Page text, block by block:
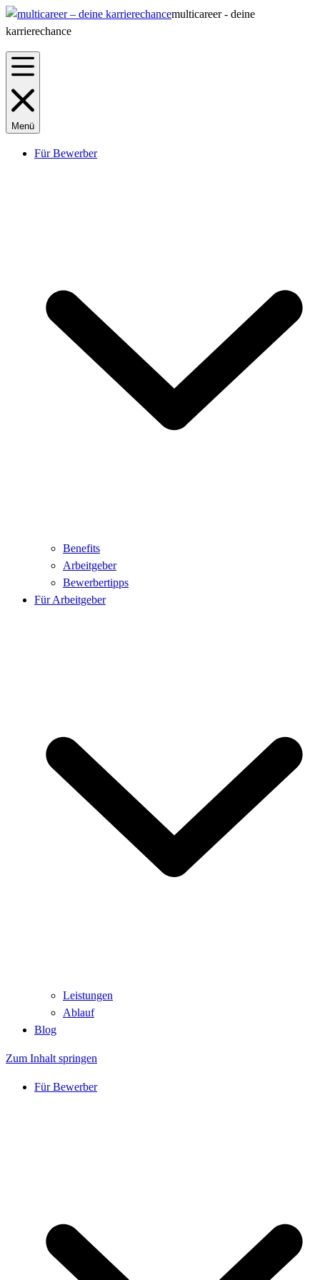
multicareer - deine
karrierechance
Menü
Für Bewerber
Benefits
Arbeitgeber
Bewerbertipps
Für Arbeitgeber
Leistungen
Ablauf
Blog
Zum Inhalt springen
Für Bewerber